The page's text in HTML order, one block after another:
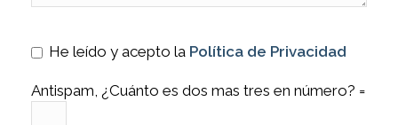
He leído y acepto la Política de Privacidad
Antispam, ¿Cuánto es dos mas tres en número? =